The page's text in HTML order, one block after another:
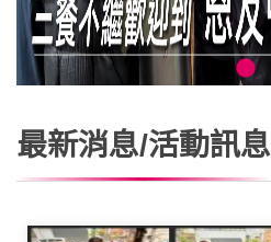
最新消息/活動訊息